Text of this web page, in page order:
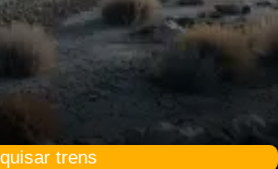
trens